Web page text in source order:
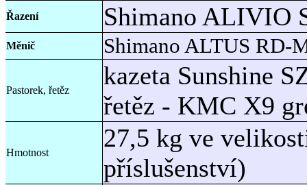
Řazení Shimano ALIVIO
Měnič Shimano ALTUS RD-
Pastorek, řetěz
kazeta Sunshine
řetěz - KMC X9
Hmotnost
27,5 kg ve
příslušenství)